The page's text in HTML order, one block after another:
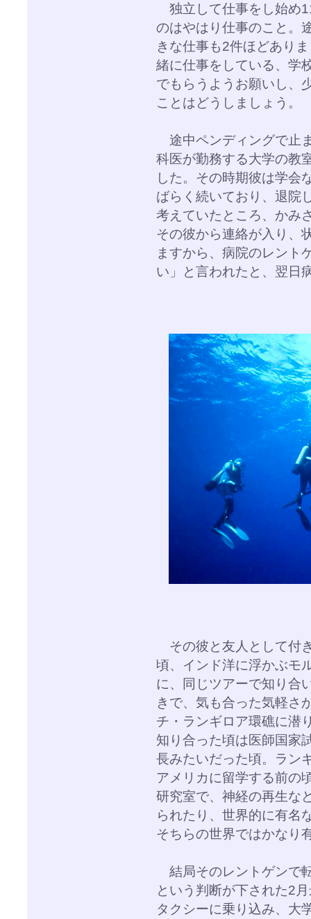
独立して仕事をし始め
のはやはり仕事のこと。
きな仕事も2件ほどあり
緒に仕事をしている、学
でもらうようお願いし、
ことはどうしましょう。
途中ペンディングで止
科医が勤務する大学の教
した。その時期彼は学会
ばらく続いており、退院
考えていたところ、かみ
その彼から連絡が入り、
ますから、病院のレント
い」と言われたと、翌日
その彼と友人として付
頃、インド洋に浮かぶモ
に、同じツアーで知り合
きで、気も合った気軽さ
チ・ランギロア環礁に潜
知り合った頃は医師国家
長みたいだった頃。ラン
アメリカに留学する前の
研究室で、神経の再生な
られたり、世界的に有名
そちらの世界ではかなり
結局そのレントゲンで
という判断が下された2
タクシーに乗り込み、大